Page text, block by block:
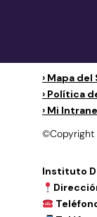
› Mapa del
› Política
› Mi
©Copyright
Instituto